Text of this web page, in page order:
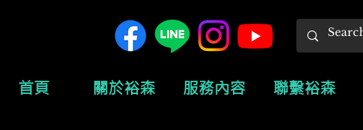
首頁 關於裕森 服務內容 聯繫裕森